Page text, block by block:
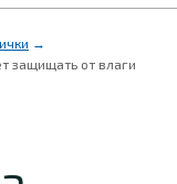
→
защищать от влаги